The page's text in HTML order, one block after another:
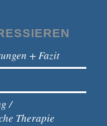
+ Fazit
/
Therapie